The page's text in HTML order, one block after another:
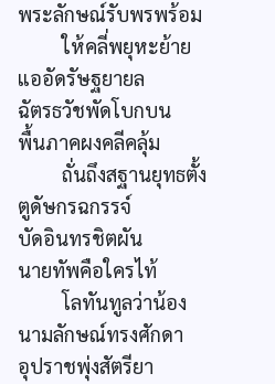
พระลักษณ์รับพรพร้อม
ให้คลี่พยุหะย้าย
แออัดรัษฐยายล
ฉัตรธวัชพัดโบกบน
พื้นภาคผงคลีคลุ้ม
ถั่นถึงสฐานยุทธตั้ง
ตูดัษกรฉกรรจ์
บัดอินทรชิตผัน
นายทัพคือใครไท้
โลทันทูลว่าน้อง
นามลักษณ์ทรงศักดา
อุปราชพุ่งสัตรียา